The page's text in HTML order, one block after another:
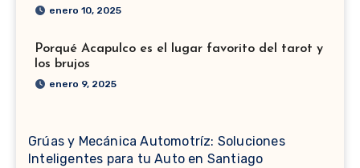
enero 10, 2025
Porqué Acapulco es el lugar favorito del tarot y
los brujos
enero 9, 2025
Grúas y Mecánica Automotríz: Soluciones
Inteligentes para tu Auto en Santiago